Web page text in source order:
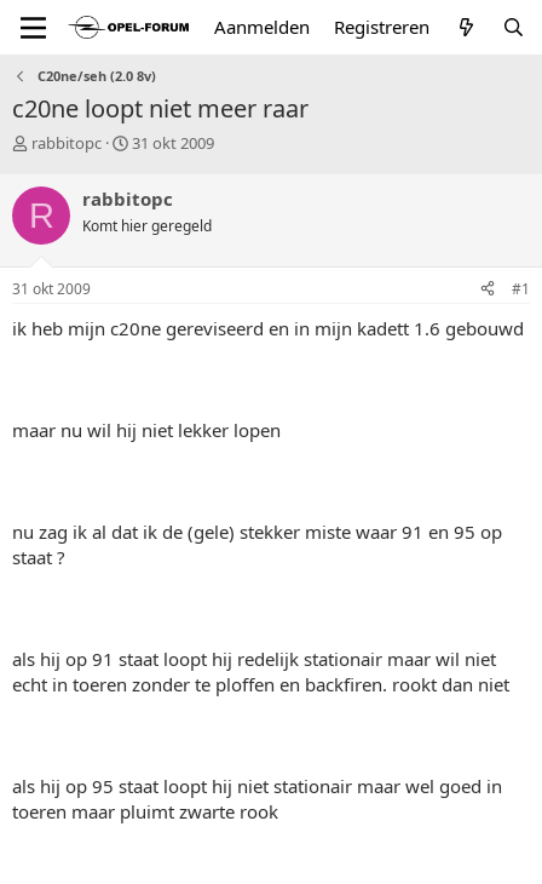
Aanmelden Registreren
C20ne/seh (2.0 8v)
c20ne loopt niet meer raar
T
p
i
c
s
a
t
rabbitopc
S
r
t
a
m
31 okt 2009
R rabbitopc
Komt hier geregeld
31 okt 2009 #1
ik heb mijn c20ne gereviseerd en in mijn kadett 1.6 gebouwd
maar nu wil hij niet lekker lopen
nu zag ik al dat ik de (gele) stekker miste waar 91 en 95 op
staat ?
als hij op 91 staat loopt hij redelijk stationair maar wil niet
echt in toeren zonder te ploffen en backfiren. rookt dan niet
als hij op 95 staat loopt hij niet stationair maar wel goed in
toeren maar pluimt zwarte rook